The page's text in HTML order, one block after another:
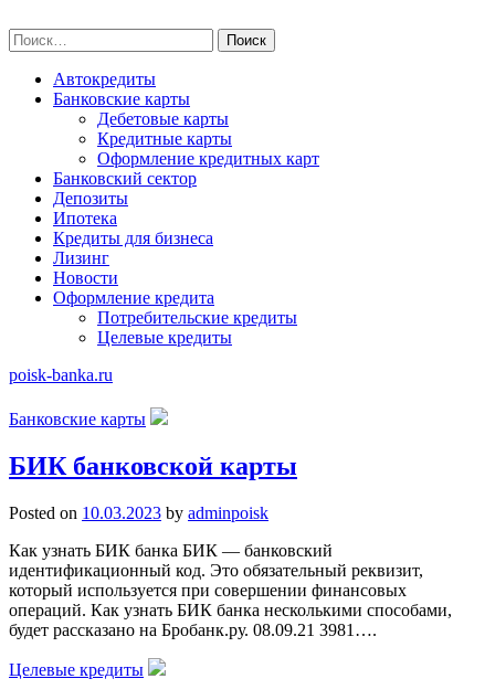
to
content
Найти:
Автокредиты
Банковские карты
Дебетовые карты
Кредитные карты
Оформление кредитных карт
Банковский сектор
Депозиты
Ипотека
Кредиты для бизнеса
Лизинг
Новости
Оформление кредита
Потребительские кредиты
Целевые кредиты
poisk-banka.ru
Банковские карты
БИК банковской карты
Posted on 10.03.2023 by adminpoisk
Как узнать БИК банка БИК — банковский
идентификационный код. Это обязательный реквизит,
который используется при совершении финансовых
операций. Как узнать БИК банка несколькими способами,
будет рассказано на Бробанк.ру. 08.09.21 3981….
Целевые кредиты